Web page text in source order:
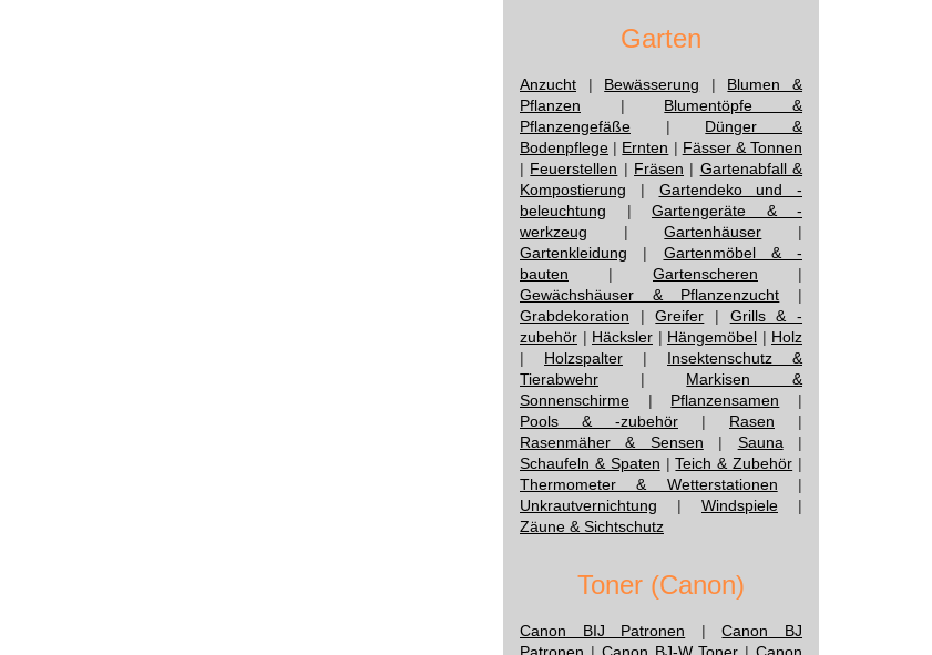
Garten
Anzucht | Bewässerung | Blumen &
Pflanzen | Blumentöpfe &
Pflanzengefäße | Dünger &
Bodenpflege | Ernten | Fässer & Tonnen
| Feuerstellen | Fräsen | Gartenabfall &
Kompostierung | Gartendeko und -
beleuchtung | Gartengeräte & -
werkzeug |Gartenhäuser |
Gartenkleidung | Gartenmöbel & -
bauten | Gartenscheren |
Gewächshäuser & Pflanzenzucht |
Grabdekoration |Greifer | Grills & -
zubehör | Häcksler | Hängemöbel | Holz
| Holzspalter | Insektenschutz &
Tierabwehr | Markisen &
Sonnenschirme | Pflanzensamen |
Pools & -zubehör | Rasen |
Rasenmäher & Sensen | Sauna |
Schaufeln & Spaten |Teich & Zubehör |
Thermometer & Wetterstationen |
Unkrautvernichtung | Windspiele |
Zäune & Sichtschutz
Toner (Canon)
Canon BIJ Patronen |Canon BJ